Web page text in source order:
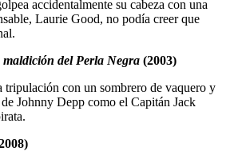
accidentalmente su cabeza con una
Laurie Good, no podía creer que
del Perla Negra (2003)
tripulación con un sombrero de vaquero y
Johnny Depp como el Capitán Jack